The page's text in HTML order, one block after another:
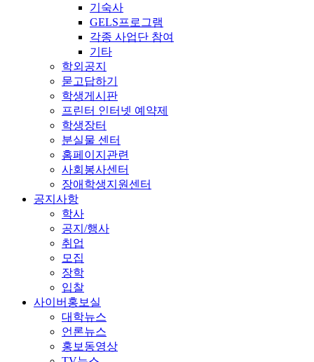
기숙사
GELS프로그램
각종 사업단 참여
기타
학외공지
묻고답하기
학생게시판
프린터 인터넷 예약제
학생장터
분실물 센터
홈페이지관련
사회봉사센터
장애학생지원센터
공지사항
학사
공지/행사
취업
모집
장학
입찰
사이버홍보실
대학뉴스
언론뉴스
홍보동영상